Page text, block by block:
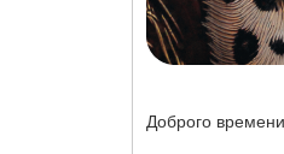
Доброго